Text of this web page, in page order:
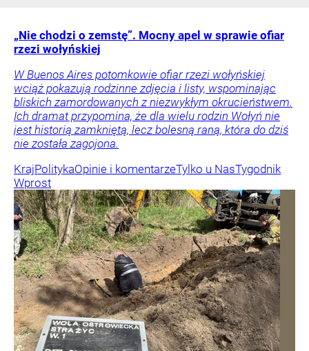
„Nie chodzi o zemstę”. Mocny apel w sprawie ofiar
rzezi wołyńskiej
W Buenos Aires potomkowie ofiar rzezi wołyńskiej
wciąż pokazują rodzinne zdjęcia i listy, wspominając
bliskich zamordowanych z niezwykłym okrucieństwem.
Ich dramat przypomina, że dla wielu rodzin Wołyń nie
jest historią zamkniętą, lecz bolesną raną, która do dziś
nie została zagojona.
KrajPolitykaOpinie i komentarzeTylko u NasTygodnik
Wprost